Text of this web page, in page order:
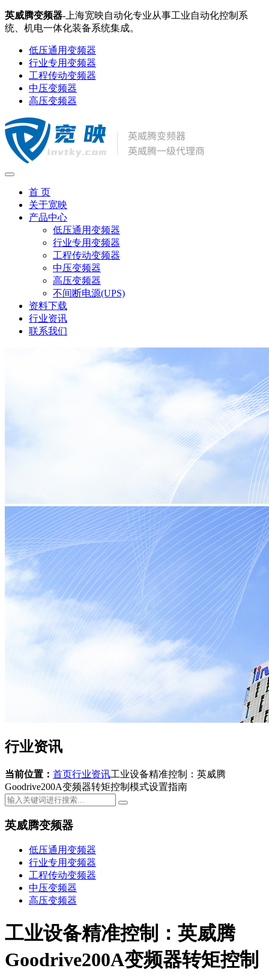
英威腾变频器-上海宽映自动化专业从事工业自动化控制系
统、机电一体化装备系统集成。
低压通用变频器
行业专用变频器
工程传动变频器
中压变频器
高压变频器
首 页
关于宽映
产品中心
低压通用变频器
行业专用变频器
工程传动变频器
中压变频器
高压变频器
不间断电源(UPS)
资料下载
行业资讯
联系我们
行业资讯
当前位置： 首页行业资讯工业设备精准控制：英威腾
Goodrive200A变频器转矩控制模式设置指南
英威腾变频器
低压通用变频器
行业专用变频器
工程传动变频器
中压变频器
高压变频器
工业设备精准控制：英威腾
Goodrive200A变频器转矩控制